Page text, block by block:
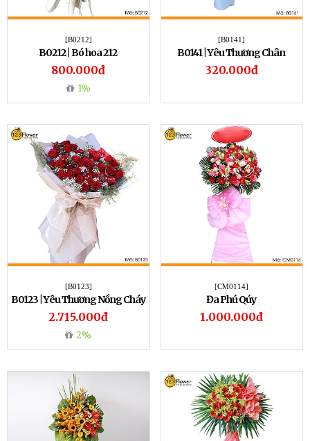
[B0212]
B0212 | Bó hoa 212
800.000đ
1%
[B0141]
B0141 | Yêu Thương Chân
Thành
320.000đ
[B0123]
B0123 | Yêu Thương Nồng Cháy
2.715.000đ
2%
[CM0114]
Đa Phú Qúy
1.000.000đ